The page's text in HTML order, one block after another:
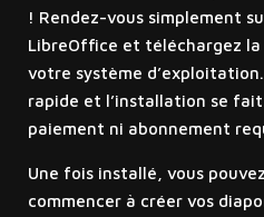
! Rendez-vous simplement
LibreOffice et téléchargez
votre système
rapide et l’installation se
paiement ni abonnement
Une fois installé, vous
commencer à créer vos